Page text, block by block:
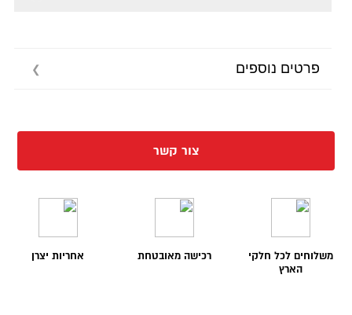
פרטים נוספים
צור קשר
משלוחים לכל חלקי
הארץ
רכישה מאובטחת אחריות יצרן